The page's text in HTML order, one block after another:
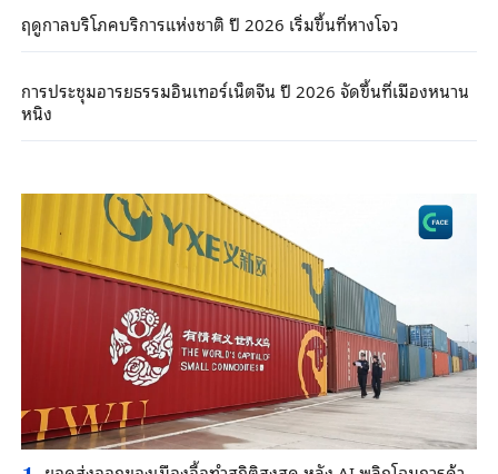
ฤดูกาลบริโภคบริการแห่งชาติ ปี 2026 เริ่มขึ้นที่หางโจว
การประชุมอารยธรรมอินเทอร์เน็ตจีน ปี 2026 จัดขึ้นที่เมืองหนาน
หนิง